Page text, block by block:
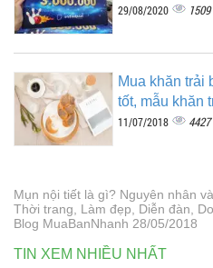
29/08/2020 1509
Mua khăn trải
tốt, mẫu khăn
11/07/2018 4427
Mụn nội tiết là gì? Nguyên nhân
Thời trang, Làm đẹp, Diễn đàn,
Blog MuaBanNhanh 28/05/2018
TIN XEM NHIỀU NHẤT